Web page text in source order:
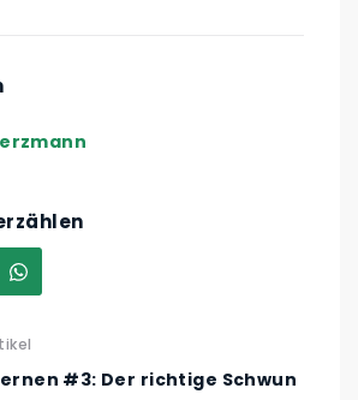
#3: Der richtige Schwun